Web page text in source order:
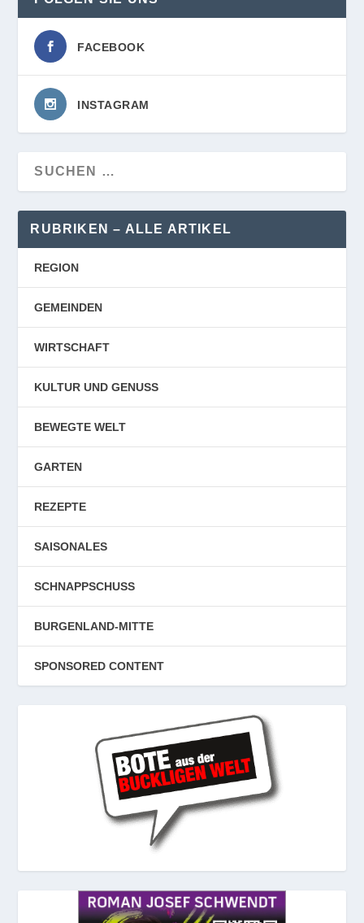
FACEBOOK
INSTAGRAM
RUBRIKEN – ALLE ARTIKEL
REGION
GEMEINDEN
WIRTSCHAFT
KULTUR UND GENUSS
BEWEGTE WELT
GARTEN
REZEPTE
SAISONALES
SCHNAPPSCHUSS
BURGENLAND-MITTE
SPONSORED CONTENT